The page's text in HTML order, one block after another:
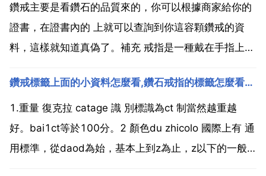
鑽戒主要是看鑽石的品質來的，你可以根據商家給你的
證書，在證書內的 上就可以查詢到你這容顆鑽戒的資
料，這樣就知道真偽了。補充 戒指是一種戴在手指上的
寶石 塑料 木或骨質。戒指傳至民間，其作用就不僅是
簡單的裝飾品了。男女互愛，互相贈送，山盟海誓，以
此為證...
鑽戒標籤上面的小資料怎麼看,鑽石戒指的標籤怎麼看，怎麼知道是多少克拉的？
1.重量 復克拉 catage 識 別標識為ct 制當然越重越
好。bai1ct等於100分。2 顏色du zhicolo 國際上有 通
用標準，從daod為始，基本上到z為止，z以下的一般